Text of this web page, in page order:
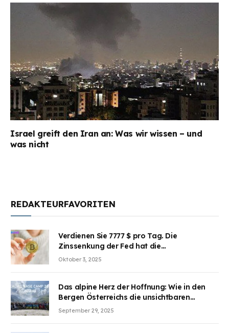
Israel greift den Iran an: Was wir wissen – und
was nicht
REDAKTEURFAVORITEN
Verdienen Sie 7777 $ pro Tag. Die
Zinssenkung der Fed hat die
Aufmerksamkeit des Marktes erregt.
Oktober 3, 2025
Das alpine Herz der Hoffnung: Wie in den
Bergen Österreichs die unsichtbaren
Wunden des Kriegesheilen
September 29, 2025